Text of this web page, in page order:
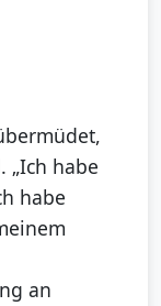
„Ich habe
habe
an